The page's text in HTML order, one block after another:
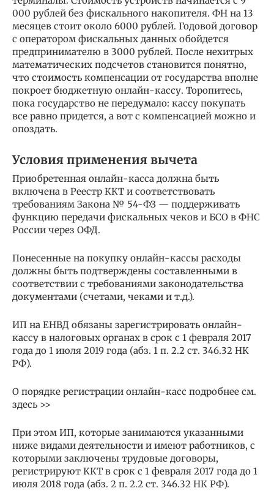
000 рублей без фискального накопителя. ФН на 13
месяцев стоит около 6000 рублей. Годовой договор
с оператором фискальных данных обойдется
предпринимателю в 3000 рублей. После нехитрых
математических подсчетов становится понятно,
что стоимость компенсации от государства вполне
покроет бюджетную онлайн-кассу. Торопитесь,
пока государство не передумало: кассу покупать
все равно придется, а вот с компенсацией можно и
опоздать.
Условия применения вычета
Приобретенная онлайн-касса должна быть
включена в Реестр ККТ и соответствовать
требованиям Закона № 54-ФЗ — поддерживать
функцию передачи фискальных чеков и БСО в ФНС
России через ОФД.
Понесенные на покупку онлайн-кассы расходы
должны быть подтверждены составленными в
соответствии с требованиями законодательства
документами (счетами, чеками и т.д.).
ИП на ЕНВД обязаны зарегистрировать онлайн-
кассу в налоговых органах в срок с 1 февраля 2017
года до 1 июля 2019 года (абз. 1 п. 2.2 ст. 346.32 НК
РФ).
О порядке регистрации онлайн-касс подробнее см.
здесь >>
При этом ИП, которые занимаются указанными
ниже видами деятельности и имеют работников, с
которыми заключены трудовые договоры,
регистрируют ККТ в срок с 1 февраля 2017 года до 1
июля 2018 года (абз. 2 п. 2.2 ст. 346.32 НК РФ).